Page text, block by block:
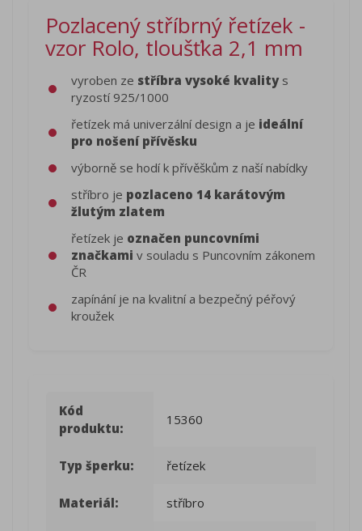
Pozlacený stříbrný řetízek -
vzor Rolo, tloušťka 2,1 mm
vyroben ze stříbra vysoké kvalitys
ryzostí 925/1000
řetízek má univerzální design a je ideální
pro nošení přívěsku
výborně se hodí k přívěškům z naší nabídky
stříbro je pozlaceno 14 karátovým
žlutým zlatem
řetízek je označen puncovními
značkami v souladu s Puncovním zákonem
ČR
zapínání je na kvalitní a bezpečný péřový
kroužek
Kód
produktu:
15360
Typ šperku: řetízek
Materiál: stříbro